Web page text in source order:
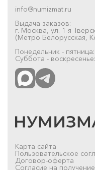
info@numizmat.ru
Выдача заказов:
г. Москва, ул. 1-я
(Метро Белорусская,
Понедельник -
Суббота -
Карта сайта
Пользовательское
Договор-оферта
Согласие на получение